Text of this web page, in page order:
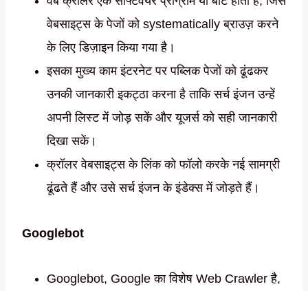
वेबसाइट्स के पेजों को systematically ब्राउज़ करने
के लिए डिज़ाइन किया गया है।
इसका मुख्य काम इंटरनेट पर पब्लिक पेजों को ढूंढकर
उनकी जानकारी इकट्ठा करना है ताकि सर्च इंजन उन्हें
अपनी लिस्ट में जोड़ सकें और यूजर्स को सही जानकारी
दिखा सकें।
क्रॉलर वेबसाइट्स के लिंक को फॉलो करके नई सामग्री
ढूंढते हैं और उसे सर्च इंजन के इंडेक्स में जोड़ते हैं।
Googlebot
Googlebot, Google का विशेष Web Crawler है,